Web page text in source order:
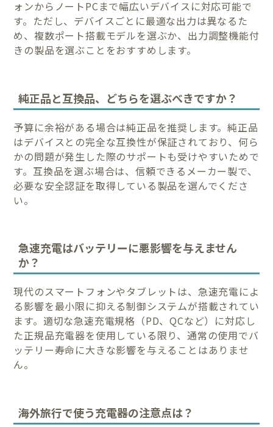
ォンからノートPCまで幅広いデバイスに対応可能で
す。ただし、デバイスごとに最適な出力は異なるた
め、複数ポート搭載モデルを選ぶか、出力調整機能付
きの製品を選ぶことをおすすめします。
純正品と互換品、どちらを選ぶべきですか？
予算に余裕がある場合は純正品を推奨します。純正品
はデバイスとの完全な互換性が保証されており、何ら
かの問題が発生した際のサポートも受けやすいためで
す。互換品を選ぶ場合は、信頼できるメーカー製で、
必要な安全認証を取得している製品を選んでくださ
い。
急速充電はバッテリーに悪影響を与えません
か？
現代のスマートフォンやタブレットは、急速充電によ
る影響を最小限に抑える制御システムが搭載されてい
ます。適切な急速充電規格（PD、QCなど）に対応し
た正規品充電器を使用している限り、通常の使用でバ
ッテリー寿命に大きな影響を与えることはありませ
ん。
海外旅行で使う充電器の注意点は？